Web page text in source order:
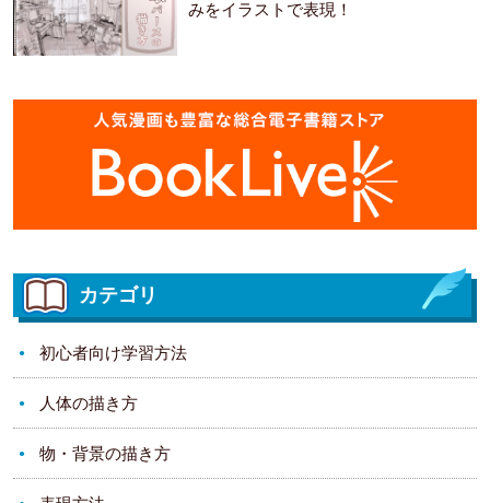
みをイラストで表現！
カテゴリ
初心者向け学習方法
人体の描き方
物・背景の描き方